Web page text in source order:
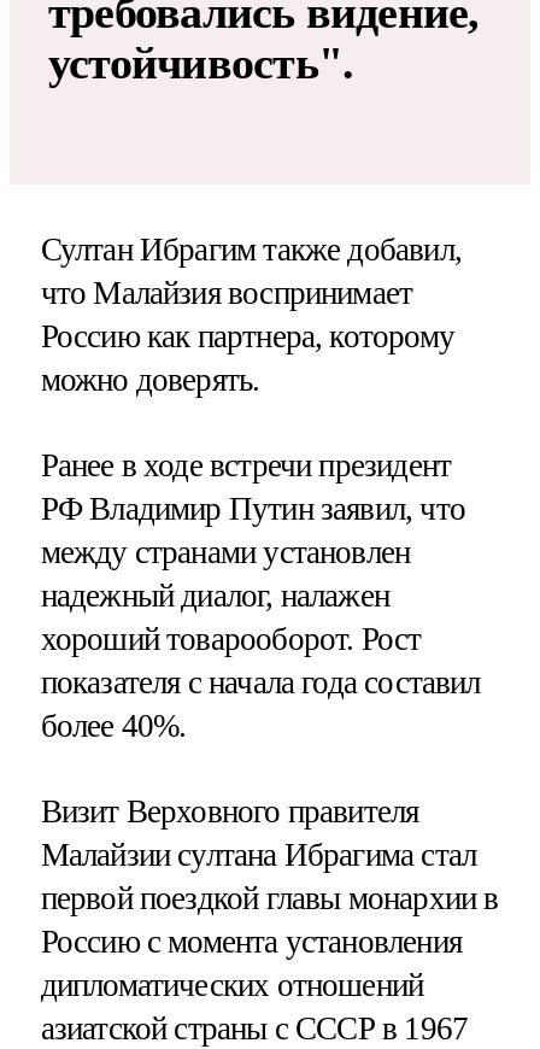
требовались видение,
устойчивость".
Султан Ибрагим также добавил,
что Малайзия воспринимает
Россию как партнера, которому
можно доверять.
Ранее в ходе встречи президент
РФ Владимир Путин заявил, что
между странами установлен
надежный диалог, налажен
хороший товарооборот. Рост
показателя с начала года составил
более 40%.
Визит Верховного правителя
Малайзии султана Ибрагима стал
первой поездкой главы монархии в
Россию с момента установления
дипломатических отношений
азиатской страны с СССР в 1967